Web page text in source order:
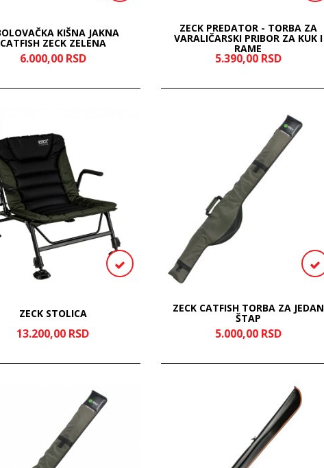
KIŠNA JAKNA
CATFISH ZECK ZELENA
6.000,00 RSD
ZECK PREDATOR - TORBA ZA
VARALIČARSKI PRIBOR ZA KUK I
RAME
5.390,00 RSD
ZECK STOLICA
13.200,00 RSD
ZECK CATFISH TORBA ZA JEDAN
ŠTAP
5.000,00 RSD